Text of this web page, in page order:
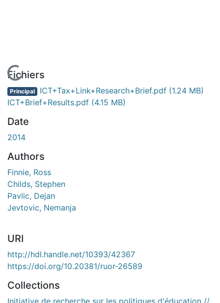
En cours de chargement...
Fichiers
Principal ICT+Tax+Link+Research+Brief.pdf (1.24 MB)
ICT+Brief+Results.pdf (4.15 MB)
Date
2014
Authors
Finnie, Ross
Childs, Stephen
Pavlic, Dejan
Jevtovic, Nemanja
URI
http://hdl.handle.net/10393/42367
https://doi.org/10.20381/ruor-26589
Collections
Initiative de recherche sur les politiques d'éducation //